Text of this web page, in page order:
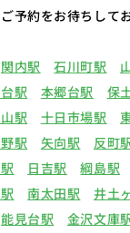
予約をお待ちして
関内駅 石川町駅
駅 本郷台駅 保
駅 十日市場駅
駅 矢向駅 反町
日吉駅 綱島駅
南太田駅 井土
能見台駅 金沢文庫